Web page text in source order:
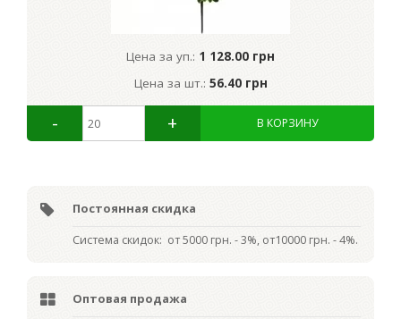
Цена за уп.: 1 128.00 грн
Цена за шт.: 56.40 грн
Постоянная скидка
Система скидок: от 5000 грн. - 3%, от10000 грн. - 4%.
Оптовая продажа